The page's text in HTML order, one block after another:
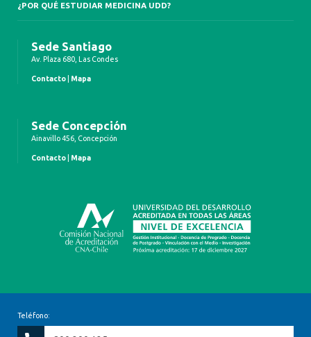
¿POR QUÉ ESTUDIAR MEDICINA UDD?
Sede Santiago
Av. Plaza 680, Las Condes
Contacto Mapa
Sede Concepción
Ainavillo 456, Concepción
Contacto Mapa
Teléfono: